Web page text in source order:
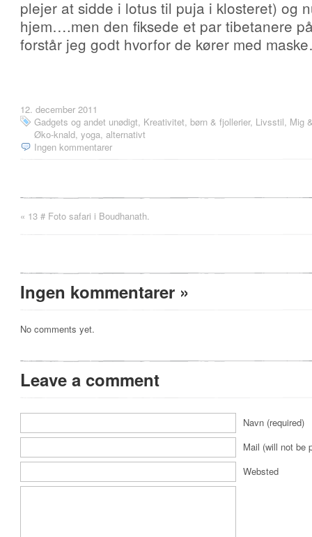
plejer at sidde i lotus til puja i klosteret) og
hjem….men den fiksede et par tibetanere
forstår jeg godt hvorfor de kører med
12. december 2011
Gadgets og andet unødigt, Kreativitet, børn & fjollerier, Livsstil, Mig
Øko-knald, yoga, alternativt
Ingen kommentarer
« 13 # Foto safari i Boudhanath.
Ingen kommentarer »
No comments yet.
Leave a comment
Navn (required)
Mail (will not be
Websted